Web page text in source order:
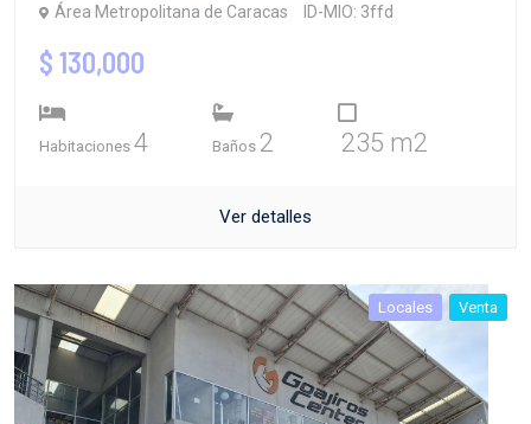
Área Metropolitana de Caracas ID-MIO: 3ffd
$ 130,000
Habitaciones 4 Baños 2 235 m2
Ver detalles
Locales Venta